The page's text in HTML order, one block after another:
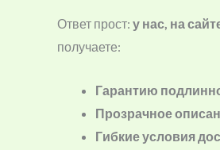
Ответ прост: у нас, на
получаете:
Гарантию
Прозрачное
Гибкие условия